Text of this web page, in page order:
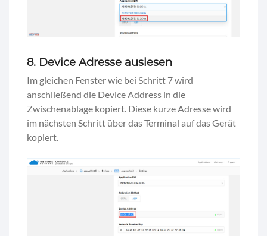
8. Device Adresse auslesen
Im gleichen Fenster wie bei Schritt 7 wird
anschließend die Device Address in die
Zwischenablage kopiert. Diese kurze Adresse wird
im nächsten Schritt über das Terminal auf das Gerät
kopiert.